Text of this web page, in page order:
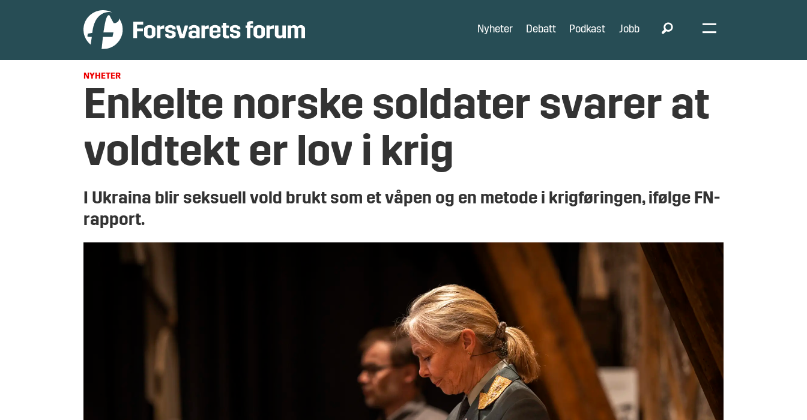
Nyheter Debatt Podkast Jobb
NYHETER
Enkelte norske soldater svarer at
voldtekt er lov i krig
I Ukraina blir seksuell vold brukt som et våpen og en metode i krigføringen, ifølge FN-
rapport.